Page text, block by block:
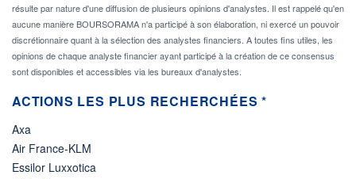
résulte par nature d'une diffusion de plusieurs opinions d'analystes. Il est rappelé qu'en
aucune manière BOURSORAMA n'a participé à son élaboration, ni exercé un pouvoir
discrétionnaire quant à la sélection des analystes financiers. A toutes fins utiles, les
opinions de chaque analyste financier ayant participé à la création de ce consensus
sont disponibles et accessibles via les bureaux d'analystes.
ACTIONS LES PLUS RECHERCHÉES *
Axa
Air France-KLM
Essilor Luxxotica